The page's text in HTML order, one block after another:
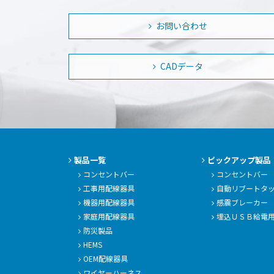
お問い合わせ
CADデータ
製品一覧
コンセントバー
工事用配線器具
機器用配線器具
家庭用配線器具
防災製品
HEMS
OEM配線器具
ピックアップ製品
コンセントバー
自動リブートタ
感震ブレーカー
埋込ＵＳＢ給電